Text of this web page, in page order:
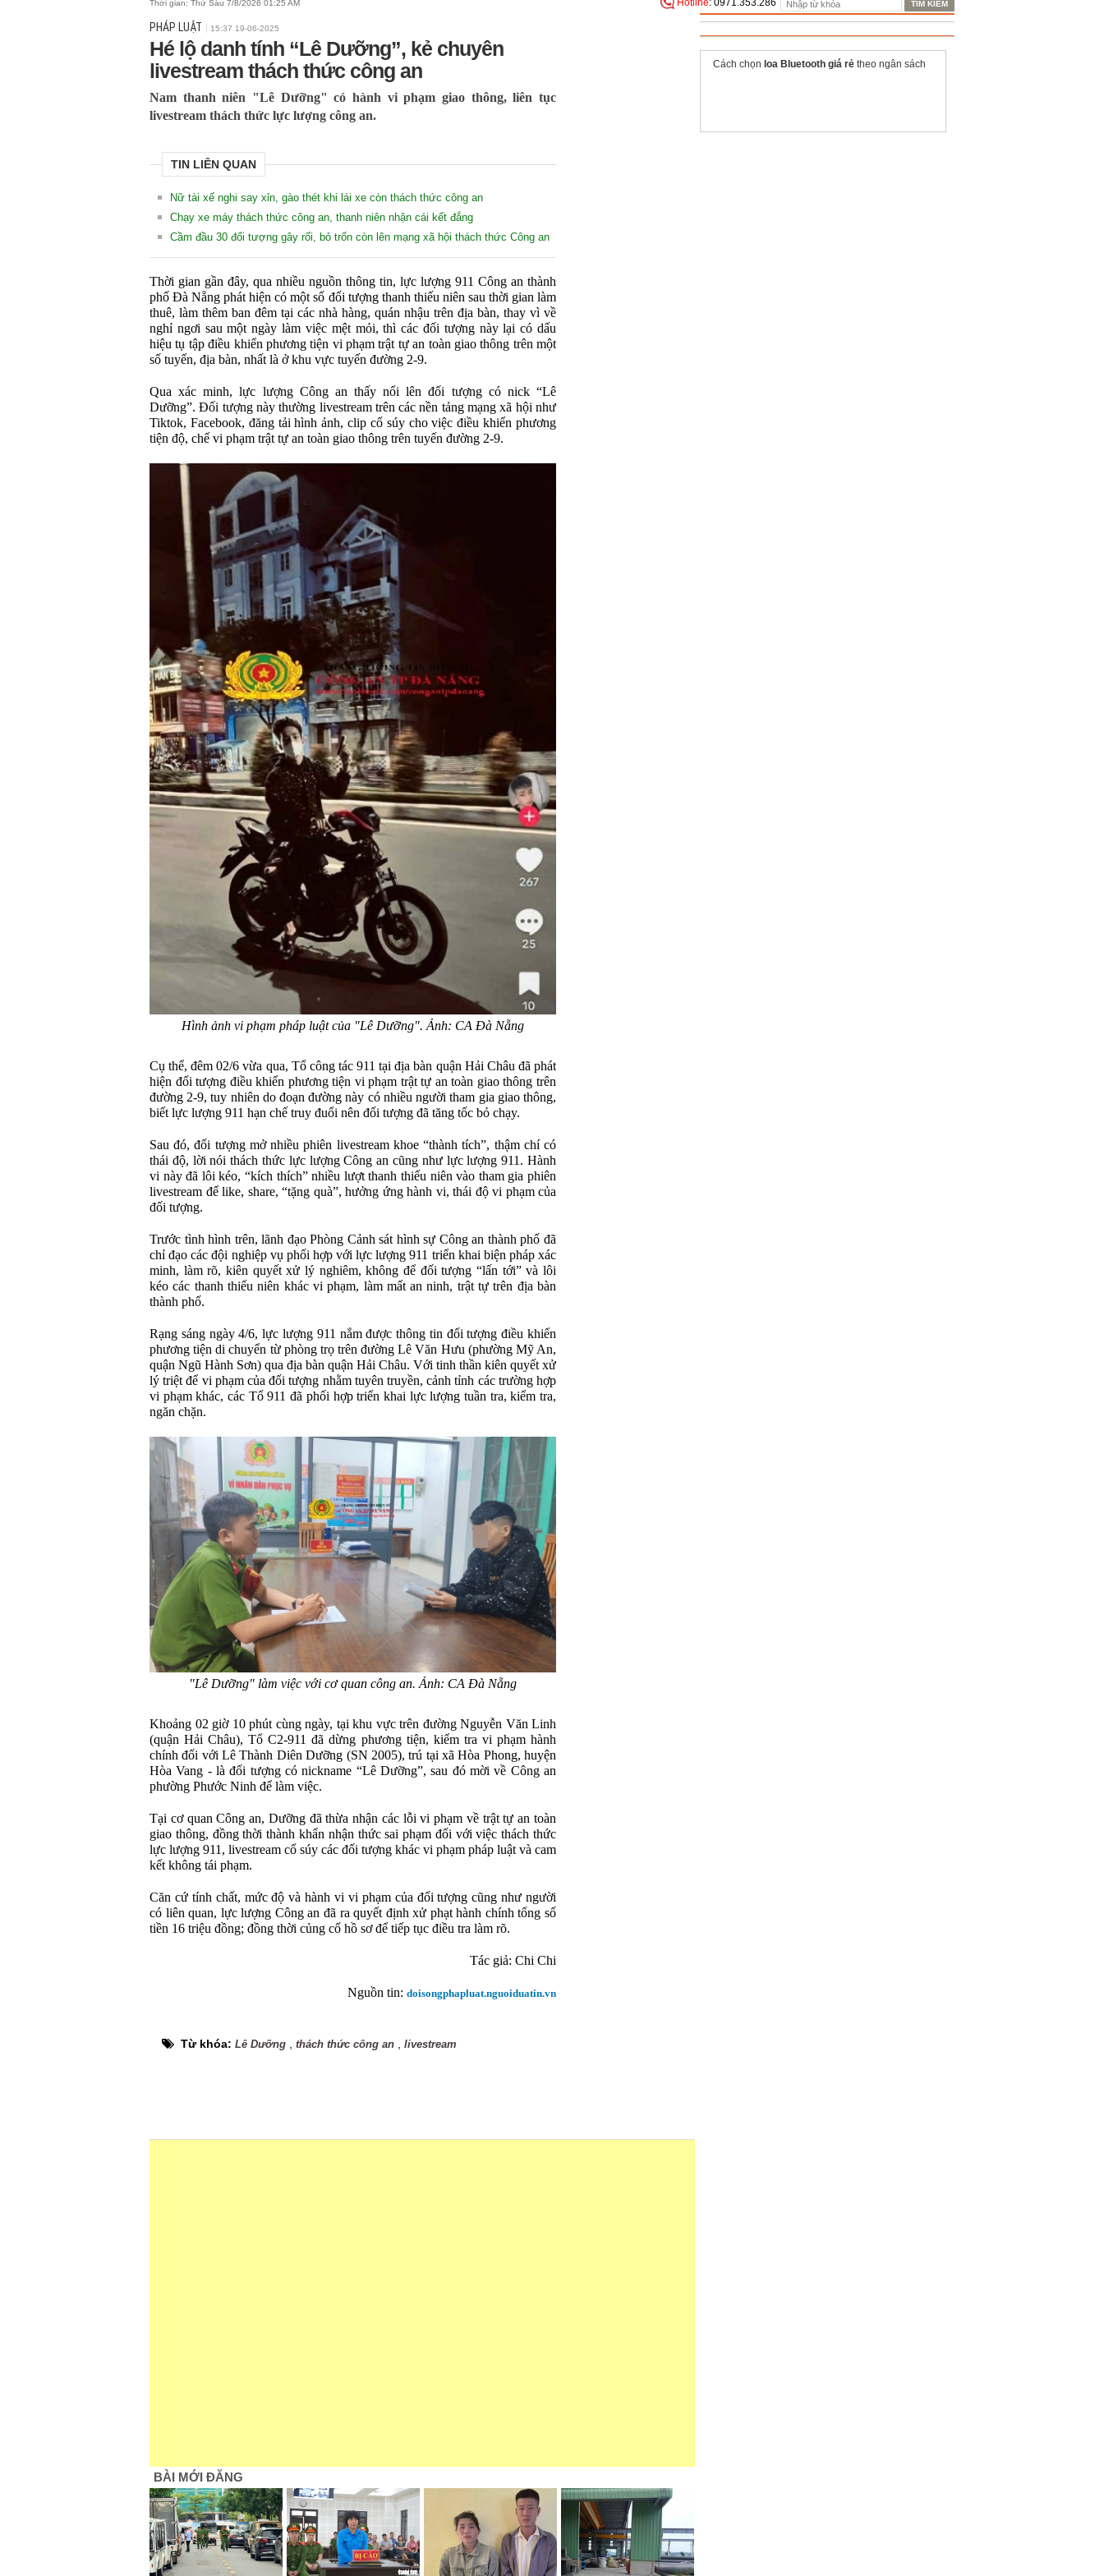
Thời gian: Thứ Sáu 7/8/2026 01:25 AM Hotline: 0971.353.286
PHÁP LUẬT 15:37 19-06-2025
Hé lộ danh tính “Lê Dưỡng”, kẻ chuyên
livestream thách thức công an
Nam thanh niên "Lê Dưỡng" có hành vi phạm giao thông, liên tục
livestream thách thức lực lượng công an.
TIN LIÊN QUAN
Nữ tài xế nghi say xỉn, gào thét khi lái xe còn thách thức công an
Chạy xe máy thách thức công an, thanh niên nhận cái kết đắng
Cầm đầu 30 đối tượng gây rối, bỏ trốn còn lên mạng xã hội thách thức Công an
Thời gian gần đây, qua nhiều nguồn thông tin, lực lượng 911 Công an thành
phố Đà Nẵng phát hiện có một số đối tượng thanh thiếu niên sau thời gian làm
thuê, làm thêm ban đêm tại các nhà hàng, quán nhậu trên địa bàn, thay vì về
nghỉ ngơi sau một ngày làm việc mệt mỏi, thì các đối tượng này lại có dấu
hiệu tụ tập điều khiển phương tiện vi phạm trật tự an toàn giao thông trên một
số tuyến, địa bàn, nhất là ở khu vực tuyến đường 2-9.
Qua xác minh, lực lượng Công an thấy nổi lên đối tượng có nick “Lê
Dưỡng”. Đối tượng này thường livestream trên các nền tảng mạng xã hội như
Tiktok, Facebook, đăng tải hình ảnh, clip cổ súy cho việc điều khiển phương
tiện độ, chế vi phạm trật tự an toàn giao thông trên tuyến đường 2-9.
Hình ảnh vi phạm pháp luật của "Lê Dưỡng". Ảnh: CA Đà Nẵng
Cụ thể, đêm 02/6 vừa qua, Tổ công tác 911 tại địa bàn quận Hải Châu đã phát
hiện đối tượng điều khiển phương tiện vi phạm trật tự an toàn giao thông trên
đường 2-9, tuy nhiên do đoạn đường này có nhiều người tham gia giao thông,
biết lực lượng 911 hạn chế truy đuổi nên đối tượng đã tăng tốc bỏ chạy.
Sau đó, đối tượng mở nhiều phiên livestream khoe “thành tích”, thậm chí có
thái độ, lời nói thách thức lực lượng Công an cũng như lực lượng 911. Hành
vi này đã lôi kéo, “kích thích” nhiều lượt thanh thiếu niên vào tham gia phiên
livestream để like, share, “tặng quà”, hưởng ứng hành vi, thái độ vi phạm của
đối tượng.
Trước tình hình trên, lãnh đạo Phòng Cảnh sát hình sự Công an thành phố đã
chỉ đạo các đội nghiệp vụ phối hợp với lực lượng 911 triển khai biện pháp xác
minh, làm rõ, kiên quyết xử lý nghiêm, không để đối tượng “lấn tới” và lôi
kéo các thanh thiếu niên khác vi phạm, làm mất an ninh, trật tự trên địa bàn
thành phố.
Rạng sáng ngày 4/6, lực lượng 911 nắm được thông tin đối tượng điều khiển
phương tiện di chuyển từ phòng trọ trên đường Lê Văn Hưu (phường Mỹ An,
quận Ngũ Hành Sơn) qua địa bàn quận Hải Châu. Với tinh thần kiên quyết xử
lý triệt để vi phạm của đối tượng nhằm tuyên truyền, cảnh tỉnh các trường hợp
vi phạm khác, các Tổ 911 đã phối hợp triển khai lực lượng tuần tra, kiểm tra,
ngăn chặn.
"Lê Dưỡng" làm việc với cơ quan công an. Ảnh: CA Đà Nẵng
Khoảng 02 giờ 10 phút cùng ngày, tại khu vực trên đường Nguyễn Văn Linh
(quận Hải Châu), Tổ C2-911 đã dừng phương tiện, kiểm tra vi phạm hành
chính đối với Lê Thành Diên Dưỡng (SN 2005), trú tại xã Hòa Phong, huyện
Hòa Vang - là đối tượng có nickname “Lê Dưỡng”, sau đó mời về Công an
phường Phước Ninh để làm việc.
Tại cơ quan Công an, Dưỡng đã thừa nhận các lỗi vi phạm về trật tự an toàn
giao thông, đồng thời thành khẩn nhận thức sai phạm đối với việc thách thức
lực lượng 911, livestream cổ súy các đối tượng khác vi phạm pháp luật và cam
kết không tái phạm.
Căn cứ tính chất, mức độ và hành vi vi phạm của đối tượng cũng như người
có liên quan, lực lượng Công an đã ra quyết định xử phạt hành chính tổng số
tiền 16 triệu đồng; đồng thời củng cố hồ sơ để tiếp tục điều tra làm rõ.
Tác giả: Chi Chi
Nguồn tin: doisongphapluat.nguoiduatin.vn
Từ khóa: Lê Dưỡng thách thức công an livestream
BÀI MỚI ĐĂNG
Cách chọn loa Bluetooth giá rẻ theo ngân sách